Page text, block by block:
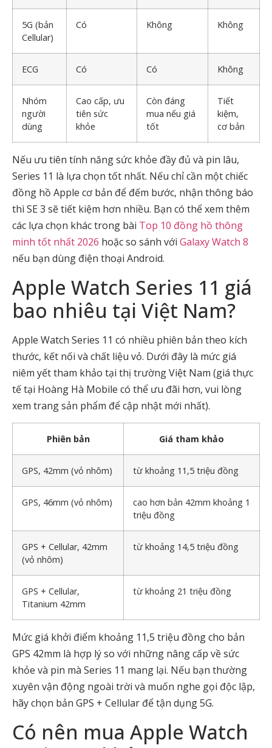
5G (bản
Cellular)
Có Không Không
ECG Có Có Không
Nhóm
người
dùng
Cao cấp, ưu
tiên sức
khỏe
Còn đáng
mua nếu giá
tốt
Tiết
kiệm,
cơ bản
Nếu ưu tiên tính năng sức khỏe đầy đủ và pin lâu,
Series 11 là lựa chọn tốt nhất. Nếu chỉ cần một chiếc
đồng hồ Apple cơ bản để đếm bước, nhận thông báo
thì SE 3 sẽ tiết kiệm hơn nhiều. Bạn có thể xem thêm
các lựa chọn khác trong bài Top 10 đồng hồ thông
minh tốt nhất 2026 hoặc so sánh với Galaxy Watch 8
nếu bạn dùng điện thoại Android.
Apple Watch Series 11 giá
bao nhiêu tại Việt Nam?
Apple Watch Series 11 có nhiều phiên bản theo kích
thước, kết nối và chất liệu vỏ. Dưới đây là mức giá
niêm yết tham khảo tại thị trường Việt Nam (giá thực
tế tại Hoàng Hà Mobile có thể ưu đãi hơn, vui lòng
xem trang sản phẩm để cập nhật mới nhất).
Phiên bản Giá tham khảo
GPS, 42mm (vỏ nhôm) từ khoảng 11,5 triệu đồng
GPS, 46mm (vỏ nhôm)
cao hơn bản 42mm khoảng 1
triệu đồng
GPS + Cellular, 42mm
(vỏ nhôm)
từ khoảng 14,5 triệu đồng
GPS + Cellular,
Titanium 42mm
từ khoảng 21 triệu đồng
Mức giá khởi điểm khoảng 11,5 triệu đồng cho bản
GPS 42mm là hợp lý so với những nâng cấp về sức
khỏe và pin mà Series 11 mang lại. Nếu bạn thường
xuyên vận động ngoài trời và muốn nghe gọi độc lập,
hãy chọn bản GPS + Cellular để tận dụng 5G.
Có nên mua Apple Watch